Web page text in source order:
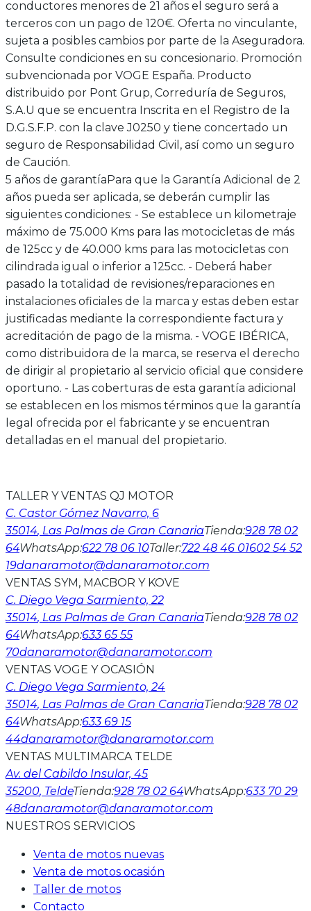
conductores menores de 21 años el seguro será a
terceros con un pago de 120€. Oferta no vinculante,
sujeta a posibles cambios por parte de la Aseguradora.
Consulte condiciones en su concesionario. Promoción
subvencionada por VOGE España. Producto
distribuido por Pont Grup, Correduría de Seguros,
S.A.U que se encuentra Inscrita en el Registro de la
D.G.S.F.P. con la clave J0250 y tiene concertado un
seguro de Responsabilidad Civil, así como un seguro
de Caución.
5 años de garantíaPara que la Garantía Adicional de 2
años pueda ser aplicada, se deberán cumplir las
siguientes condiciones: - Se establece un kilometraje
máximo de 75.000 Kms para las motocicletas de más
de 125cc y de 40.000 kms para las motocicletas con
cilindrada igual o inferior a 125cc. - Deberá haber
pasado la totalidad de revisiones/reparaciones en
instalaciones oficiales de la marca y estas deben estar
justificadas mediante la correspondiente factura y
acreditación de pago de la misma. - VOGE IBÉRICA,
como distribuidora de la marca, se reserva el derecho
de dirigir al propietario al servicio oficial que considere
oportuno. - Las coberturas de esta garantía adicional
se establecen en los mismos términos que la garantía
legal ofrecida por el fabricante y se encuentran
detalladas en el manual del propietario.
TALLER Y VENTAS QJ MOTOR
C. Castor Gómez Navarro, 6
35014, Las Palmas de Gran CanariaTienda:928 78 02
64WhatsApp:622 78 06 10Taller:722 48 46 01602 54 52
19danaramotor@danaramotor.com
VENTAS SYM, MACBOR Y KOVE
C. Diego Vega Sarmiento, 22
35014, Las Palmas de Gran CanariaTienda:928 78 02
64WhatsApp:633 65 55
70danaramotor@danaramotor.com
VENTAS VOGE Y OCASIÓN
C. Diego Vega Sarmiento, 24
35014, Las Palmas de Gran CanariaTienda:928 78 02
64WhatsApp:633 69 15
44danaramotor@danaramotor.com
VENTAS MULTIMARCA TELDE
Av. del Cabildo Insular, 45
35200, TeldeTienda:928 78 02 64WhatsApp:633 70 29
48danaramotor@danaramotor.com
NUESTROS SERVICIOS
Venta de motos nuevas
Venta de motos ocasión
Taller de motos
Contacto